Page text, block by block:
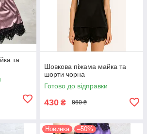
та
Шовкова піжама майка та
шорти чорна
Готово до відправки
430 ₴ 860 ₴
Новинка –50%